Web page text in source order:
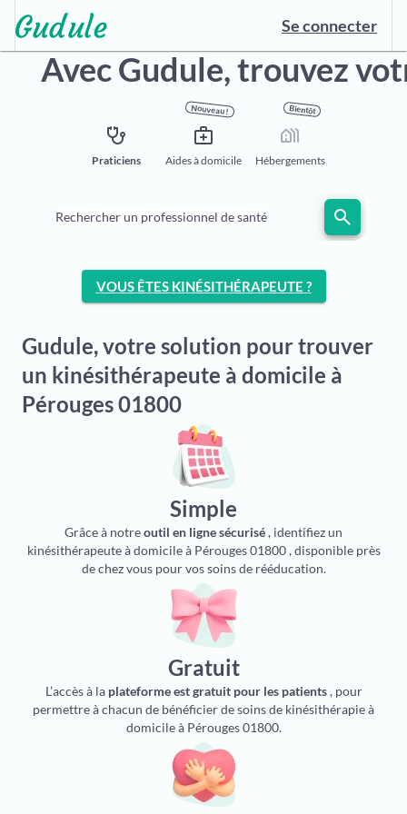
Se connecter
Avec Gudule,trouvez
stethoscope
Praticiens
Nouveau !
medical_services
Aides à domicile
Bientôt
holiday_village
Hébergements
Rechercher un professionnel de santé search
VOUS ÊTES KINÉSITHÉRAPEUTE ?
Gudule, votre solution pour trouver
un kinésithérapeute à domicile à
Pérouges 01800
Simple
Grâce à notreoutil en ligne sécurisé, identifiez un
kinésithérapeute à domicile à Pérouges 01800 , disponible près
de chez vous pour vos soins de rééducation.
Gratuit
L’accès à la plateforme est gratuit pour les patients, pour
permettre à chacun de bénéficier de soins de kinésithérapie à
domicile à Pérouges 01800.